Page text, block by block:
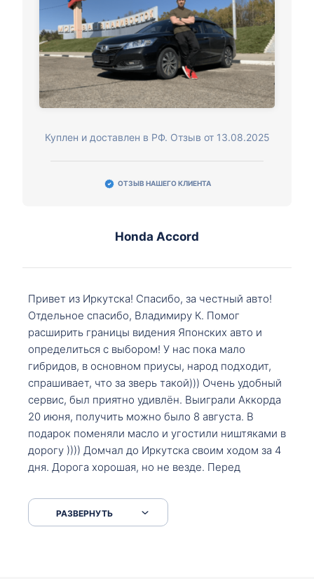
Куплен и доставлен в РФ. Отзыв от 13.08.2025
ОТЗЫВ НАШЕГО КЛИЕНТА
Honda Accord
Привет из Иркутска! Спасибо, за честный авто!
Отдельное спасибо, Владимиру К. Помог
расширить границы видения Японских авто и
определиться с выбором! У нас пока мало
гибридов, в основном приусы, народ подходит,
спрашивает, что за зверь такой))) Очень удобный
сервис, был приятно удивлён. Выиграли Аккорда
20 июня, получить можно было 8 августа. В
подарок поменяли масло и угостили ништяками в
дорогу )))) Домчал до Иркутска своим ходом за 4
дня. Дорога хорошая, но не везде. Перед
серпантинах по пути следования.
РАЗВЕРНУТЬ